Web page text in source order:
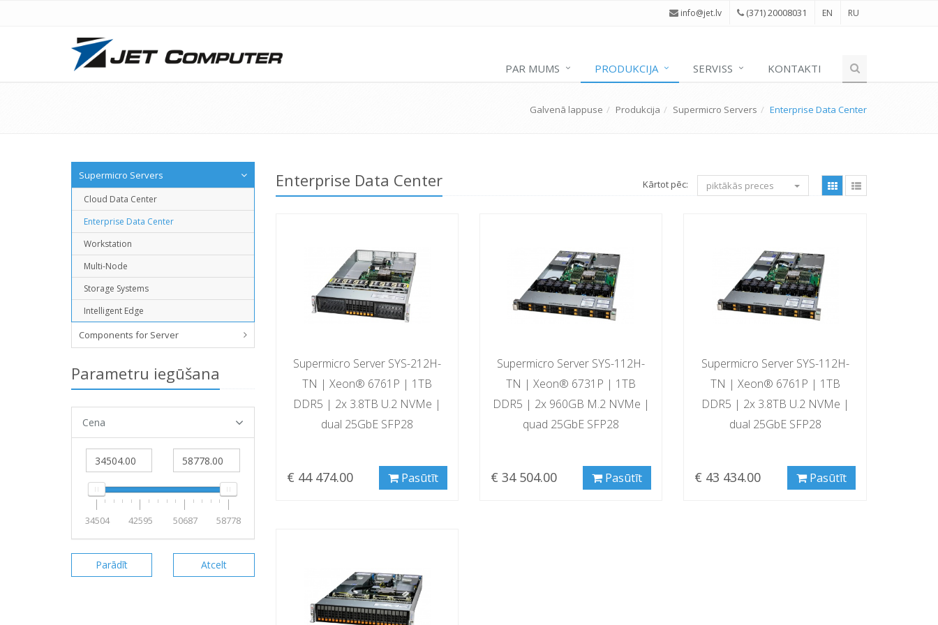
info@jet.lv (371) 20008031 EN RU
PAR MUMS PRODUKCIJA SERVISS KONTAKTI
Galvenā lappuse Produkcija Supermicro Servers Enterprise Data Center
Supermicro Servers
Cloud Data Center
Enterprise Data Center
Workstation
Multi-Node
Storage Systems
Intelligent Edge
Components for Server
Parametru iegūšana
Cena
34504 42595 50687 58778
Enterprise Data Center Kārtot pēc: piktākās preces
Supermicro Server SYS-212H-
TN | Xeon® 6761P | 1TB
DDR5 | 2x 3.8TB U.2 NVMe |
dual 25GbE SFP28
€ 44 474.00 Pasūtīt
Supermicro Server SYS-112H-
TN | Xeon® 6731P | 1TB
DDR5 | 2x 960GB M.2 NVMe |
quad 25GbE SFP28
€ 34 504.00 Pasūtīt
Supermicro Server SYS-112H-
TN | Xeon® 6761P | 1TB
DDR5 | 2x 3.8TB U.2 NVMe |
dual 25GbE SFP28
€ 43 434.00 Pasūtīt